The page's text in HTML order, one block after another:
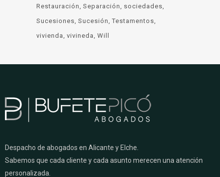
Restauración Separación
sociedades
Sucesiones Sucesión Testamentos
vivienda vivineda Will
Despacho de abogados en Alicante y Elche.
Sabemos que cada cliente y cada asunto merecen una atención
personalizada.